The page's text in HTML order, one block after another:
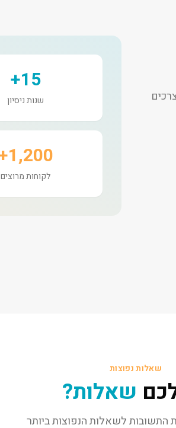
15+
שנות ניסיון
1,200+
לקוחות מרוצים
שאלות נפוצות
שאלות?
התשובות לשאלות הנפוצות ביותר